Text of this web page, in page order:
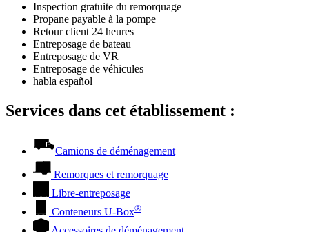
Inspection gratuite du remorquage
Propane payable à la pompe
Retour client 24 heures
Entreposage de bateau
Entreposage de VR
Entreposage de véhicules
habla español
Services dans cet établissement :
Camions de déménagement
Remorques et remorquage
Libre-entreposage
Conteneurs U-Box®